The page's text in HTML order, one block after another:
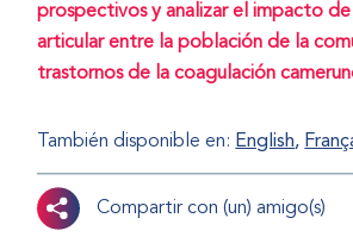
prospectivos y analizar el impacto
articular entre la población de la
trastornos de la coagulación
También disponible en: English
Compartir con (un) amigo(s)